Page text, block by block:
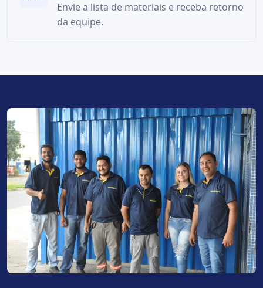
Envie a lista de materiais e receba retorno
da equipe.